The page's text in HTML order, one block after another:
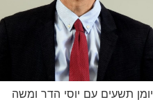
יומן תשעים עם יוסי הדר ומשה